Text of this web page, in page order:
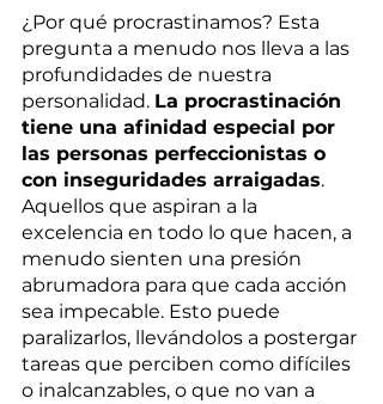
¿Por qué procrastinamos? Esta
pregunta a menudo nos lleva a las
profundidades de nuestra
personalidad. La procrastinación
tiene una afinidad especial por
las personas perfeccionistas o
con inseguridades arraigadas.
Aquellos que aspiran a la
excelencia en todo lo que hacen, a
menudo sienten una presión
abrumadora para que cada acción
sea impecable. Esto puede
paralizarlos, llevándolos a postergar
tareas que perciben como difíciles
o inalcanzables, o que no van a